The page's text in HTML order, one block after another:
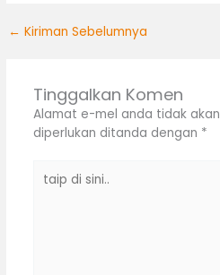
← Kiriman Sebelumnya
Tinggalkan Komen
Alamat e-mel anda tidak
diperlukan ditanda dengan *